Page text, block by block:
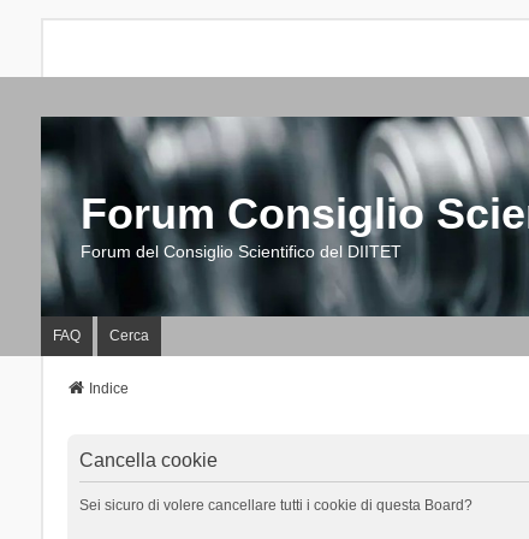
Forum Consiglio
Forum del Consiglio Scientifico del DIITET
FAQ Cerca
Indice
Cancella cookie
Sei sicuro di volere cancellare tutti i cookie di questa Board?